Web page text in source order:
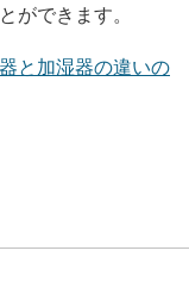
ができます。
と加湿器の違いの